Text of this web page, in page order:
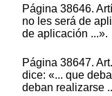
Página 38646.
no les será de
de aplicación ...».
Página 38647.
dice: «... que
deban realizarse